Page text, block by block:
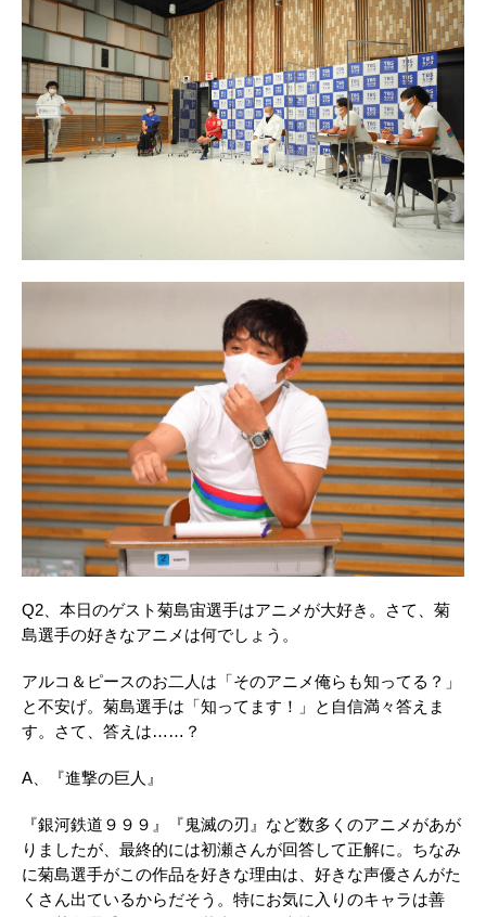
Q2、本日のゲスト菊島宙選手はアニメが大好き。さて、菊
島選手の好きなアニメは何でしょう。
アルコ＆ピースのお二人は「そのアニメ俺らも知ってる？」
と不安げ。菊島選手は「知ってます！」と自信満々答えま
す。さて、答えは……？
A、『進撃の巨人』
『銀河鉄道９９９』『鬼滅の刃』など数多くのアニメがあが
りましたが、最終的には初瀬さんが回答して正解に。ちなみ
に菊島選手がこの作品を好きな理由は、好きな声優さんがた
くさん出ているからだそう。特にお気に入りのキャラは善